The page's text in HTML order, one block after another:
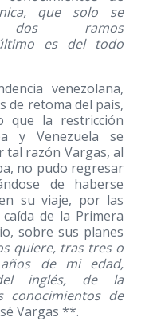
que solo se
dos ramos
es del todo
venezolana,
de retoma del país,
que la restricción
y Venezuela se
tal razón Vargas, al
no pudo regresar
de haberse
su viaje, por las
de la Primera
sobre sus planes
quiere, tras tres o
de mi edad,
inglés, de la
conocimientos de
Vargas **.